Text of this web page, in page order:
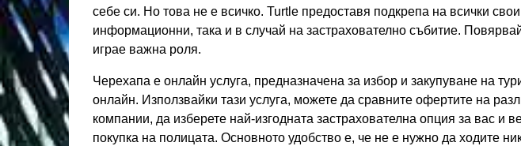
себе си. Но това не е всичко. Turtle предоставя подкрепа на всички свои
информационни, така и в случай на застрахователно събитие.
играе важна роля.
Черехапа е онлайн услуга, предназначена за избор и закупуване на
онлайн. Използвайки тази услуга, можете да сравните офертите на
компании, да изберете най-изгодната застрахователна опция за вас и
покупка на полицата. Основното удобство е, че не е нужно да ходите